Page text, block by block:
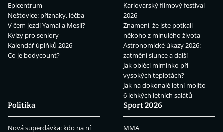
Epicentrum
Neštovice: příznaky, léčba
V čem jezdí Yamal a Mesii?
Kvízy pro seniory
Kalendář úplňků 2026
Co je bodycount?
Karlovarský filmový festival
2026
Znamení, že jste potkali
někoho z minulého života
Astronomické úkazy 2026:
zatmění slunce a další
Jak obléci miminko při
vysokých teplotách?
Jak na dokonalé letní mojito
6 lehkých letních salátů
Politika
Nová superdávka: kdo na ní
Sport 2026
MMA